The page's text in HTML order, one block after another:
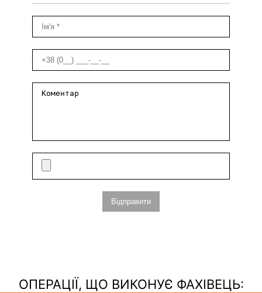
ОПЕРАЦІЇ, ЩО ВИКОНУЄ ФАХІВЕЦЬ: